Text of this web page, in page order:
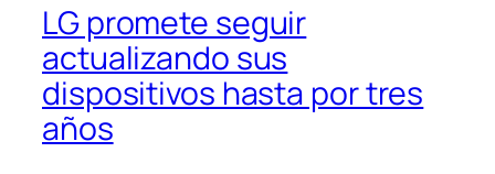
LG promete seguir
actualizando sus
dispositivos hasta por tres
años